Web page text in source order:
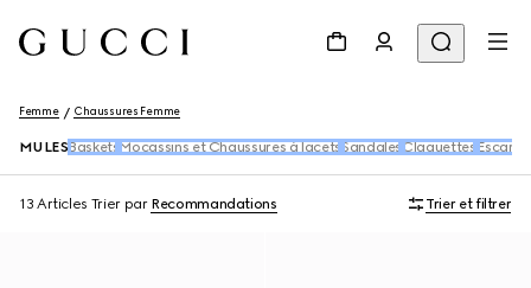
Femme Chaussures Femme
MULES Baskets Mocassins et Chaussures à lacets Sandales Claquettes
13 Articles Trier par Recommandations Trier et filtrer